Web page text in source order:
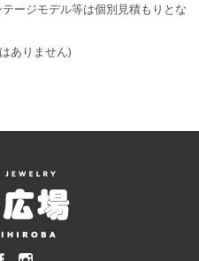
ージモデル等は個別見積もりとな
ありません)